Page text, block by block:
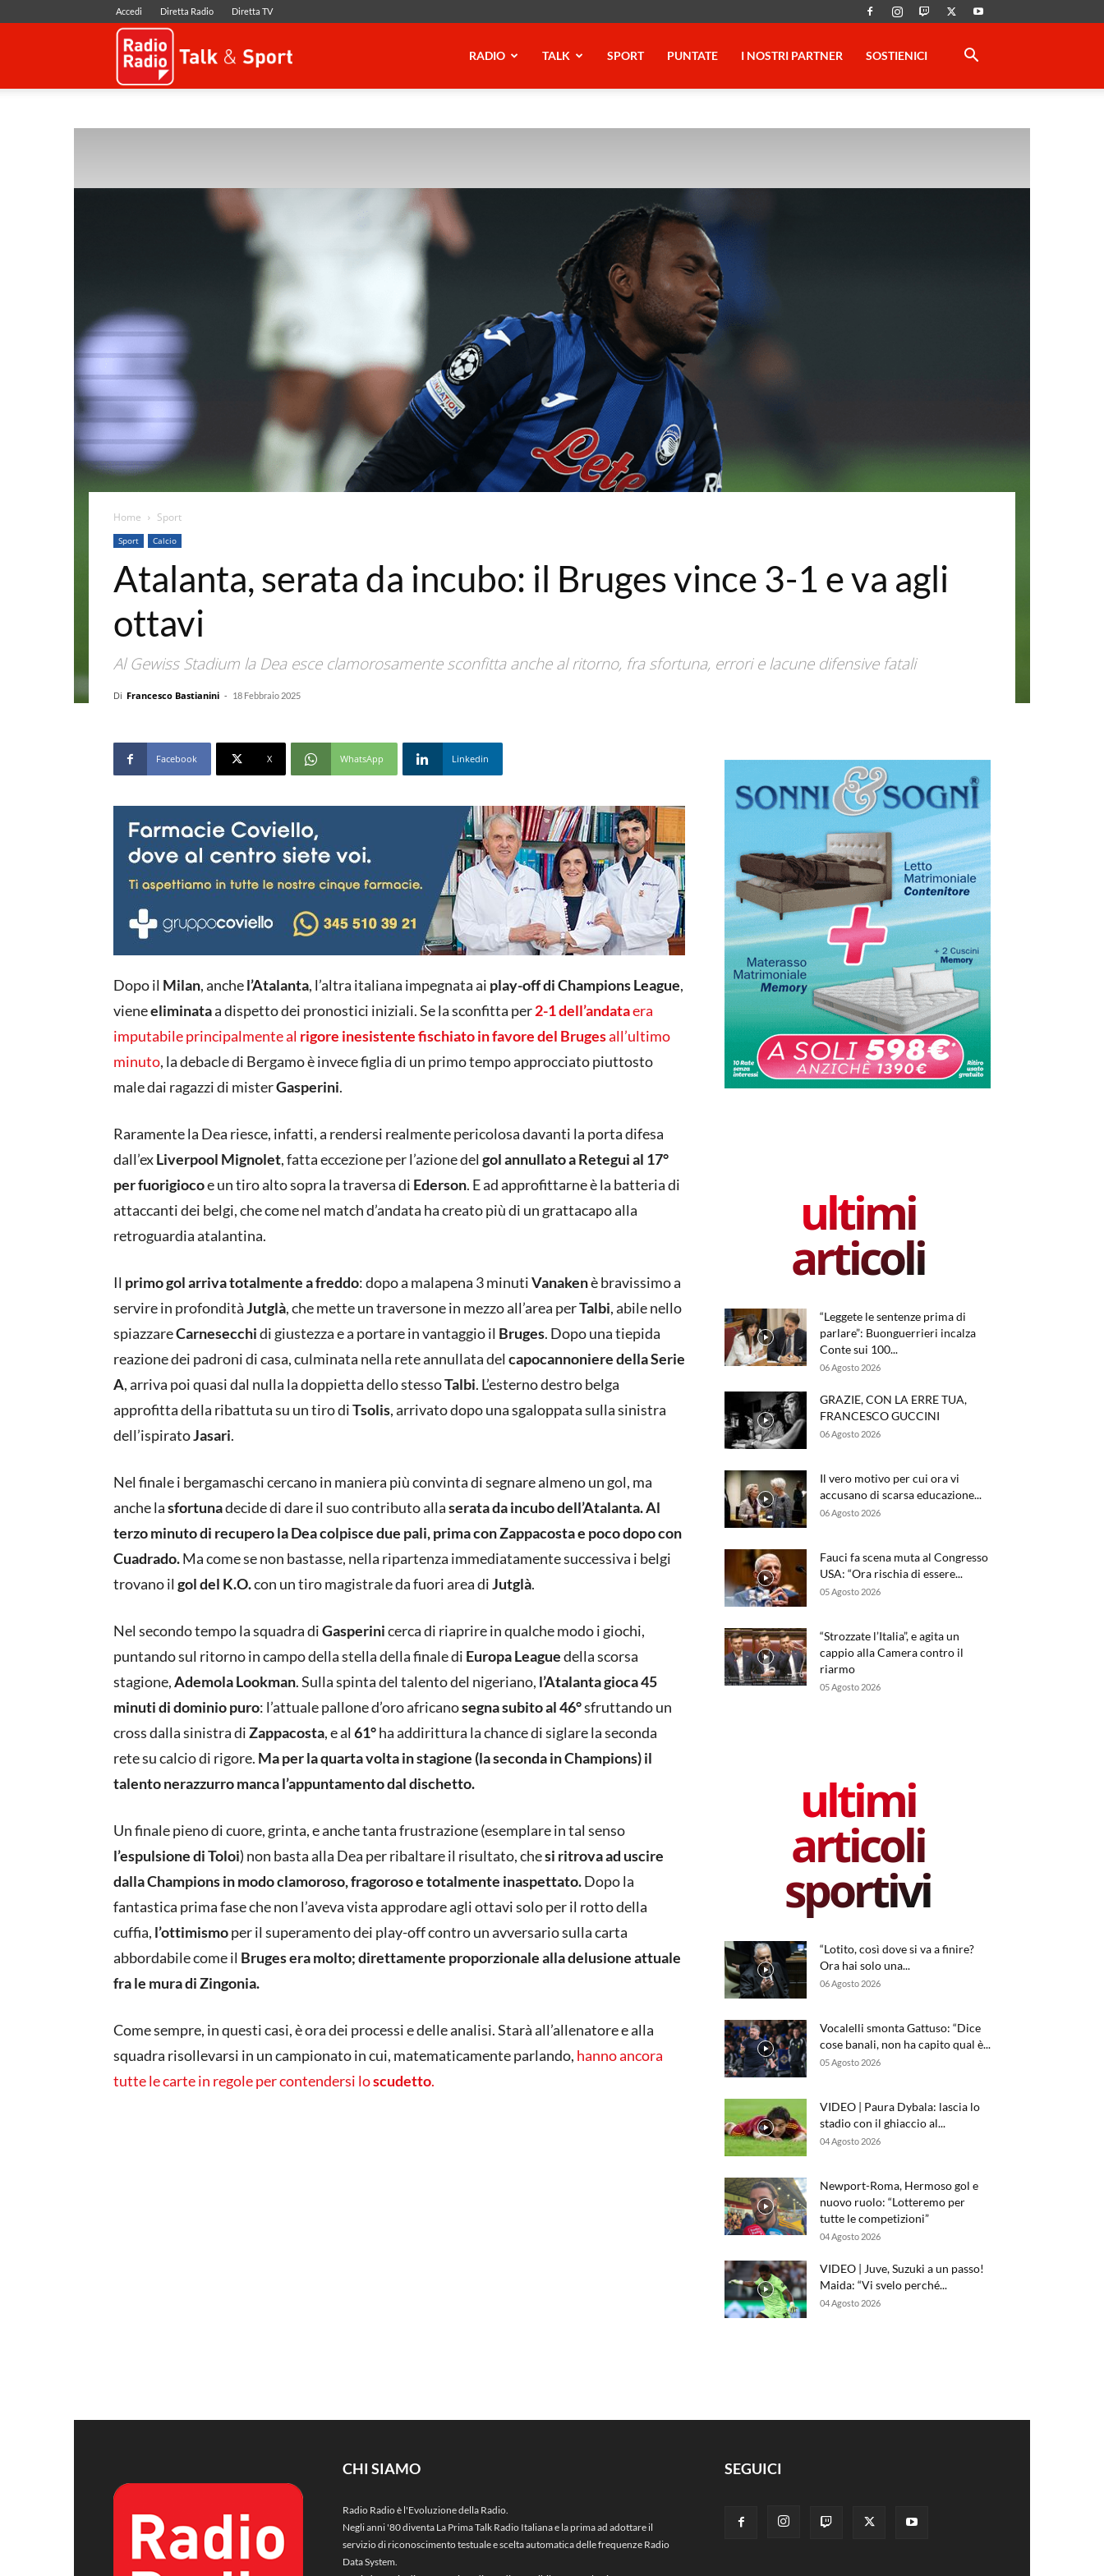
Accedi Diretta Radio Diretta TV
RADIO TALK SPORT PUNTATE I NOSTRI PARTNER SOSTIENICI
Home Sport
Sport Calcio
Atalanta, serata da incubo: il Bruges vince 3-1 e va agli
ottavi
Al Gewiss Stadium la Dea esce clamorosamente sconfitta anche al ritorno, fra sfortuna, errori e lacune difensive fatali
Di Francesco Bastianini - 18 Febbraio 2025
Facebook X WhatsApp Linkedin
Dopo il Milan, anchel’Atalanta, l’altra italiana impegnata ai play-off di Champions League,
vieneeliminataa dispetto dei pronostici iniziali. Se la sconfitta per2-1 dell’andataera
imputabile principalmente al rigore inesistente fischiato in favore del Brugesall’ultimo
minuto, la debacle di Bergamo è invece figlia di un primo tempo approcciato piuttosto
male dai ragazzi di misterGasperini.
Raramente la Dea riesce, infatti, a rendersi realmente pericolosa davanti la porta difesa
dall’exLiverpool Mignolet, fatta eccezione per l’azione del gol annullato a Retegui al 17°
per fuorigiocoe un tiro alto sopra la traversa di Ederson. E ad approfittarne è la batteria di
attaccanti dei belgi, che come nel match d’andata ha creato più di un grattacapo alla
retroguardia atalantina.
Il primo gol arriva totalmente a freddo: dopo a malapena 3 minutiVanakenè bravissimo a
servire in profonditàJutglà, che mette un traversone in mezzo all’area perTalbi, abile nello
spiazzareCarnesecchidi giustezza e a portare in vantaggio il Bruges. Dopo una tiepida
reazione dei padroni di casa, culminata nella rete annullata del capocannoniere della Serie
A, arriva poi quasi dal nulla la doppietta dello stessoTalbi. L’esterno destro belga
approfitta della ribattuta su un tiro diTsolis, arrivato dopo una sgaloppata sulla sinistra
dell’ispiratoJasari.
Nel finale i bergamaschi cercano in maniera più convinta di segnare almeno un gol, ma
anche lasfortunadecide di dare il suo contributo allaserata da incubo dell’Atalanta.Al
terzo minuto di recupero la Dea colpisce due pali, prima con Zappacosta e poco dopo con
Cuadrado.Ma come se non bastasse, nella ripartenza immediatamente successiva i belgi
trovano il gol del K.O.con un tiro magistrale da fuori area diJutglà.
Nel secondo tempo la squadra diGasperinicerca di riaprire in qualche modo i giochi,
puntando sul ritorno in campo della stella della finale di Europa Leaguedella scorsa
stagione,Ademola Lookman. Sulla spinta del talento del nigeriano, l’Atalanta gioca 45
minuti di dominio puro: l’attuale pallone d’oro africanosegna subito al 46°sfruttando un
cross dalla sinistra diZappacosta, e al 61°ha addirittura la chance di siglare la seconda
rete su calcio di rigore. Ma per la quarta volta in stagione (la seconda in Champions) il
talento nerazzurro manca l’appuntamento dal dischetto.
Un finale pieno di cuore, grinta, e anche tanta frustrazione (esemplare in tal senso
l’espulsione di Toloi) non basta alla Dea per ribaltare il risultato, chesi ritrova ad uscire
dalla Champions in modo clamoroso, fragoroso e totalmente inaspettato.Dopo la
fantastica prima fase che non l’aveva vista approdare agli ottavi solo per il rotto della
cuffia, l’ottimismoper il superamento dei play-off contro un avversario sulla carta
abbordabile come il Bruges era molto; direttamente proporzionale alla delusione attuale
fra le mura di Zingonia.
Come sempre, in questi casi, è ora dei processi e delle analisi. Starà all’allenatore e alla
squadra risollevarsi in un campionato in cui, matematicamente parlando, hanno ancora
tutte le carte in regole per contendersi loscudetto.
ultimi
articoli
“Leggete le sentenze prima di
parlare”: Buonguerrieri incalza
Conte sui 100...
06 Agosto 2026
GRAZIE, CON LA ERRE TUA,
FRANCESCO GUCCINI
06 Agosto 2026
Il vero motivo per cui ora vi
accusano di scarsa educazione...
06 Agosto 2026
Fauci fa scena muta al Congresso
USA: “Ora rischia di essere...
05 Agosto 2026
“Strozzate l’Italia”, e agita un
cappio alla Camera contro il
riarmo
05 Agosto 2026
ultimi
articoli
sportivi
“Lotito, così dove si va a finire?
Ora hai solo una...
06 Agosto 2026
Vocalelli smonta Gattuso: “Dice
cose banali, non ha capito qual è...
05 Agosto 2026
VIDEO | Paura Dybala: lascia lo
stadio con il ghiaccio al...
04 Agosto 2026
Newport-Roma, Hermoso gol e
nuovo ruolo: “Lotteremo per
tutte le competizioni”
04 Agosto 2026
VIDEO | Juve, Suzuki a un passo!
Maida: “Vi svelo perché...
04 Agosto 2026
CHI SIAMO
Radio Radio è l'Evoluzione della Radio.
Negli anni '80 diventa La Prima Talk Radio Italiana e la prima ad adottare il
servizio di riconoscimento testuale e scelta automatica delle frequenze Radio
Data System.
SEGUICI